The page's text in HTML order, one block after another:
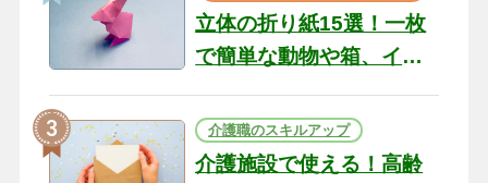
立体の折り紙15選！一枚
で簡単な動物や箱、イン
テリアになる作品まで
介護職のスキルアップ
介護施設で使える！高齢